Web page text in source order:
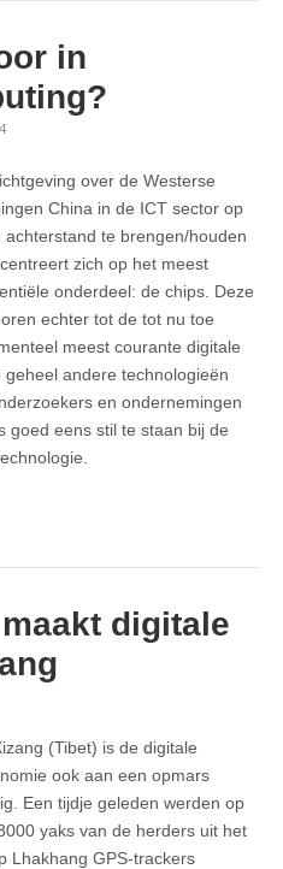
in
over de Westerse
China in de ICT sector op
achterstand te brengen/houden
zich op het meest
onderdeel: de chips. Deze
echter tot de tot nu toe
meest courante digitale
andere technologieën
en ondernemingen
goed eens stil te staan bij de
digitale
(Tibet) is de digitale
ook aan een opmars
Een tijdje geleden werden op
yaks van de herders uit het
Lhakhang GPS-trackers